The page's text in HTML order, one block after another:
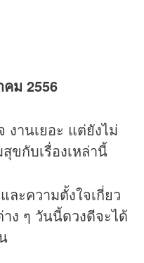
ม 2556
งานเยอะ แต่ยังไม่
ขกับเรื่องเหล่านี้
ละความตั้งใจเกี่ยว
าง ๆ วันนี้ดวงดีจะได้